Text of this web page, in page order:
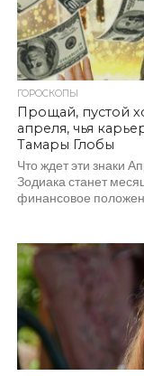
ГОРОСКОПЫ
Прощай, пустой
апреля, чья
Тамары Глобы
Что ждет эти знаки
Зодиака станет
финансовое